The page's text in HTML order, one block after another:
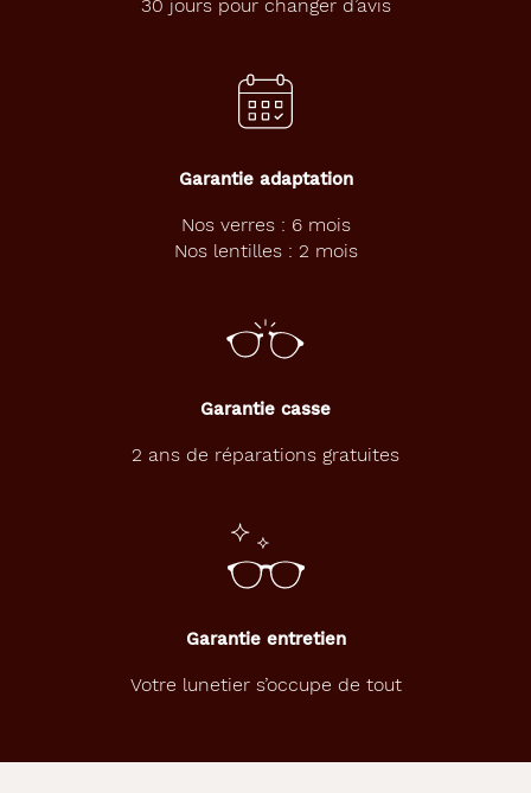
30 jours pour changer d’avis
Garantie adaptation
Nos verres : 6 mois
Nos lentilles : 2 mois
Garantie casse
2 ans de réparations gratuites
Garantie entretien
Votre lunetier s’occupe de tout